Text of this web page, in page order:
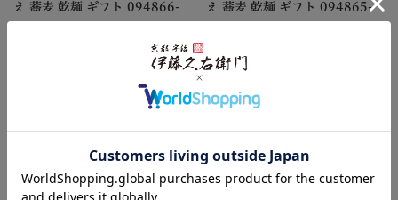
え 蕎麦 乾麺 ギフト 094866-
税込
4.8（19）
え 蕎麦 乾麺 ギフト 094865-
価格